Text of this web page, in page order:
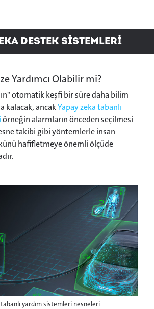
destek SİSTEMLERİ
Yardımcı Olabilir mi?
otomatik keşfi bir süre daha bilim
kalacak, ancakYapay zeka tabanlı
örneğin alarmların önceden seçilmesi
takibi gibi yöntemlerle insan
hafifletmeye önemli ölçüde
yardım sistemleri nesneleri